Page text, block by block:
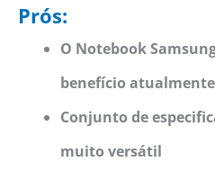
Prós:
O Notebook
benefício atualmente
Conjunto de
muito versátil